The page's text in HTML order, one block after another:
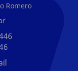
Romero